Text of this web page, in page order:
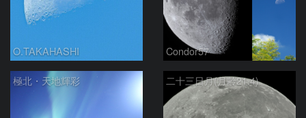
O.TAKAHASHI Condor57
極北・天地輝彩 二十三日月(月齢21.4)